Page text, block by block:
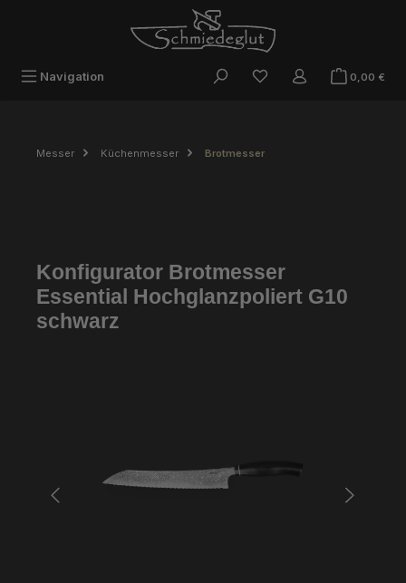
Navigation 0,00 €
Messer Küchenmesser Brotmesser
Konfigurator Brotmesser
Essential Hochglanzpoliert G10
schwarz